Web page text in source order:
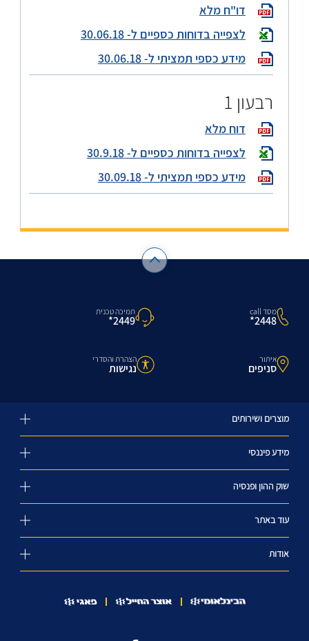
דו"ח מלא
לצפייה בדוחות כספיים ל- 30.06.18
מידע כספי תמציתי ל- 30.06.18
רבעון 1
דוח מלא
לצפייה בדוחות כספיים ל- 30.9.18
מידע כספי תמציתי ל- 30.09.18
מסד call
2448*
תמיכה טכנית
2449*
איתור
סניפים
הצהרת והסדרי
נגישות
מוצרים ושירותים
מידע פיננסי
שוק ההון ופנסיה
עוד באתר
אודות